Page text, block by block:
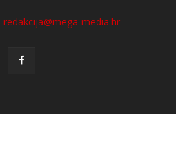
redakcija@mega-media.hr